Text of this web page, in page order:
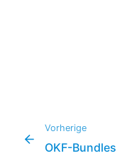
Vorherige
OKF-Bundles